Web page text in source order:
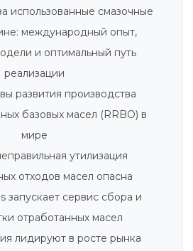
использованные смазочные
международный опыт,
и оптимальный путь
реализации
развития производства
базовых масел (RRBO) в
мире
утилизация
отходов масел опасна
запускает сервис сбора и
отработанных масел
лидируют в росте рынка